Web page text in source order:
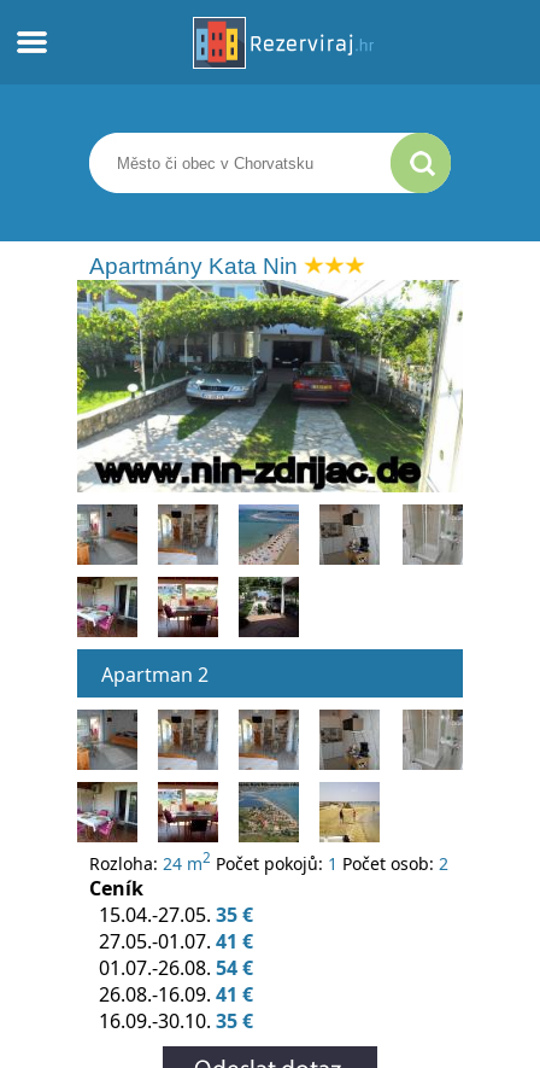
Apartmány
Turistické informace
Webkamery
Seznamte se s Chorvatskem
Muzea
Apartmány Kata Nin
Apartman 2
Rozloha: 24 m2 Počet pokojů: 1 Počet osob: 2
Ceník
15.04.-27.05. 35 €
27.05.-01.07. 41 €
01.07.-26.08. 54 €
26.08.-16.09. 41 €
16.09.-30.10. 35 €